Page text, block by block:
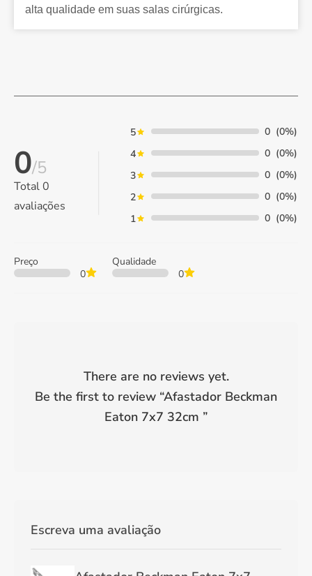
alta qualidade em suas salas cirúrgicas.
0/5
Total0
avaliações
5 0 (0%)
4
0 (0%)
3
0 (0%)
2
0 (0%)
1
0 (0%)
Preço
0
Qualidade
0
There are no reviews yet.
Be the first to review “Afastador Beckman
Eaton 7x7 32cm ”
Escreva uma avaliação